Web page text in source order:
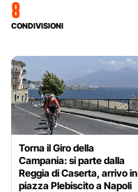
8
CONDIVISIONI
Torna il Giro della
Campania: si parte dalla
Reggia di Caserta, arrivo in
piazza Plebiscito a Napoli